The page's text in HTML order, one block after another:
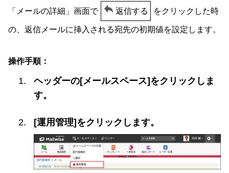
「メールの詳細」画面で 返信する をクリックした時
の、返信メールに挿入される宛先の初期値を設定します。
操作手順：
ヘッダーの[メールスペース]をクリックしま
す。
[運用管理]をクリックします。